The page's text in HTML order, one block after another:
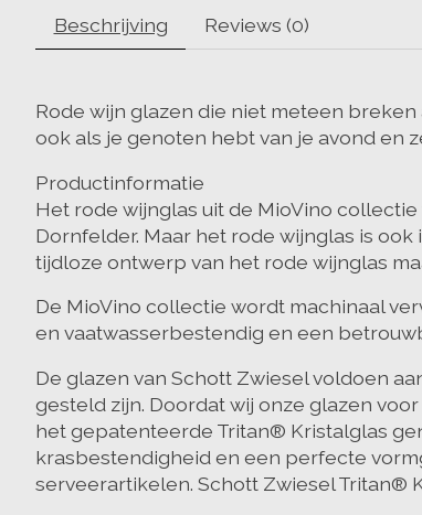
Beschrijving Reviews (0)
Rode wijn glazen die niet meteen
ook als je genoten hebt van je avond en
Productinformatie
Het rode wijnglas uit de MioVino
Dornfelder. Maar het rode wijnglas is
tijdloze ontwerp van het rode wijnglas
De MioVino collectie wordt machinaal
en vaatwasserbestendig en een
De glazen van Schott Zwiesel voldoen
gesteld zijn. Doordat wij onze glazen
het gepatenteerde Tritan® Kristalglas
krasbestendigheid en een perfecte
serveerartikelen. Schott Zwiesel Tritan®